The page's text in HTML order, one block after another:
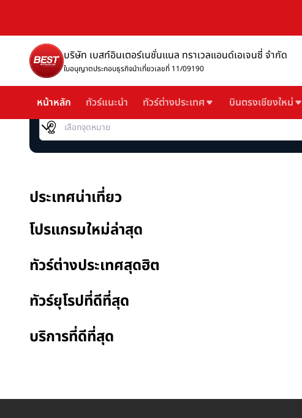
บริษัท เบสท์อินเตอร์เนชั่นแนล ทราเวลแอนด์เอเจนซี่ จำกัด
ใบอนุญาตประกอบธุรกิจนำเที่ยวเลขที่ 11/09190
หน้าหลัก ทัวร์แนะนำ ทัวร์ต่างประเทศ บินตรงเชียงใหม่
เลือกจุดหมาย
ประเทศน่าเที่ยว
โปรแกรมใหม่ล่าสุด
ทัวร์ต่างประเทศสุดฮิต
ทัวร์ยุโรปที่ดีที่สุด
บริการที่ดีที่สุด